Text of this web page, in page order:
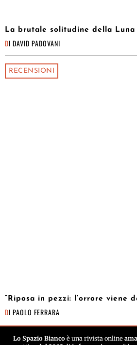
La brutale solitudine della Luna
DI DAVID PADOVANI
RECENSIONI
“Riposa in pezzi: l’orrore viene
DI PAOLO FERRARA
Lo Spazio Biancoè una rivista online